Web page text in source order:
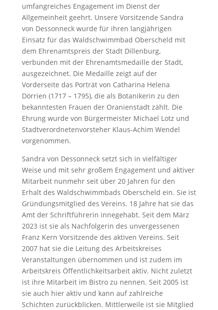
umfangreiches Engagement im Dienst der
Allgemeinheit geehrt. Unsere Vorsitzende Sandra
von Dessonneck wurde für ihren langjährigen
Einsatz für das Waldschwimmbad Oberscheld mit
dem Ehrenamtspreis der Stadt Dillenburg,
verbunden mit der Ehrenamtsmedaille der Stadt,
ausgezeichnet. Die Medaille zeigt auf der
Vorderseite das Porträt von Catharina Helena
Dörrien (1717 – 1795), die als Botanikerin zu den
bekanntesten Frauen der Oranienstadt zählt. Die
Ehrung wurde von Bürgermeister Michael Lotz und
Stadtverordnetenvorsteher Klaus-Achim Wendel
vorgenommen.
Sandra von Dessonneck setzt sich in vielfältiger
Weise und mit sehr großem Engagement und aktiver
Mitarbeit nunmehr seit über 20 Jahren für den
Erhalt des Waldschwimmbads Oberscheld ein. Sie ist
Gründungsmitglied des Vereins. 18 Jahre hat sie das
Amt der Schriftführerin innegehabt. Seit dem März
2023 ist sie als Nachfolgerin des unvergessenen
Franz Kern Vorsitzende des aktiven Vereins. Seit
2007 hat sie die Leitung des Arbeitskreises
Veranstaltungen übernommen und ist zudem im
Arbeitskreis Öffentlichkeitsarbeit aktiv. Nicht zuletzt
ist ihre Mitarbeit im Bistro zu nennen. Seit 2005 ist
sie auch hier aktiv und kann auf zahlreiche
Schichten zurückblicken. Mittlerweile ist sie Mitglied